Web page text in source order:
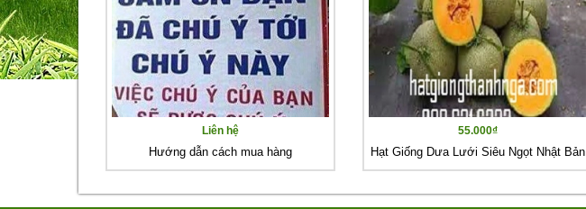
Liên hệ
Hướng dẫn cách mua hàng
55.000₫
Hạt Giống Dưa Lưới Siêu Ngọt Nhật Bản